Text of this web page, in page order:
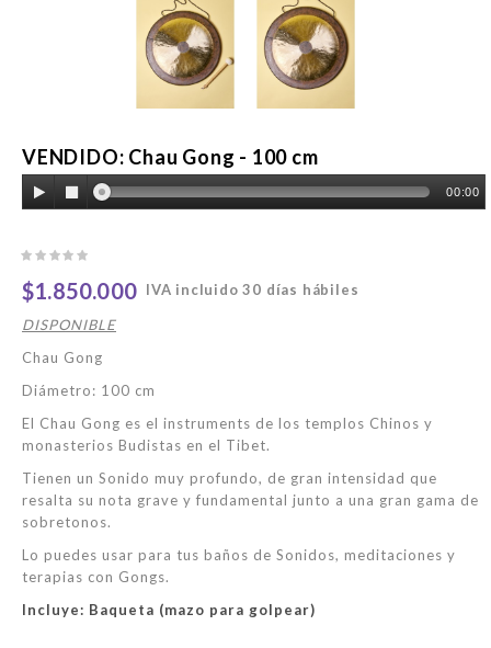
VENDIDO: Chau Gong - 100 cm
00:00
$1.850.000 IVA incluido30 días hábiles
DISPONIBLE
Chau Gong
Diámetro: 100 cm
El Chau Gong es el instruments de los templos Chinos y
monasterios Budistas en el Tibet.
Tienen un Sonido muy profundo, de gran intensidad que
resalta su nota grave y fundamental junto a una gran gama de
sobretonos.
Lo puedes usar para tus baños de Sonidos, meditaciones y
terapias con Gongs.
Incluye: Baqueta (mazo para golpear)